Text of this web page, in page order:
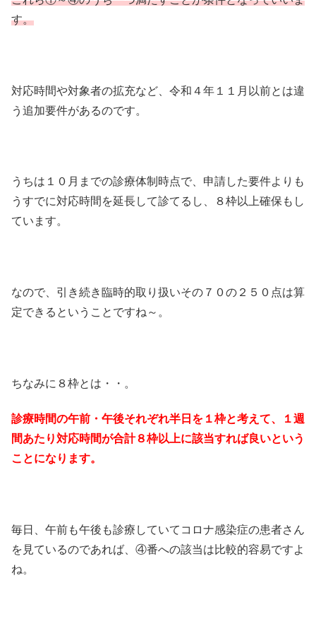
す。
対応時間や対象者の拡充など、令和４年１１月以前とは違
う追加要件があるのです。
うちは１０月までの診療体制時点で、申請した要件よりも
うすでに対応時間を延長して診てるし、８枠以上確保もし
ています。
なので、引き続き臨時的取り扱いその７０の２５０点は算
定できるということですね～。
ちなみに８枠とは・・。
診療時間の午前・午後それぞれ半日を１枠と考えて、１週
間あたり対応時間が合計８枠以上に該当すれば良いという
ことになります。
毎日、午前も午後も診療していてコロナ感染症の患者さん
を見ているのであれば、④番への該当は比較的容易ですよ
ね。